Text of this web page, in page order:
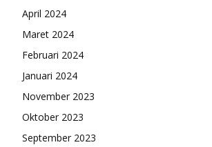
April 2024
Maret 2024
Februari 2024
Januari 2024
November 2023
Oktober 2023
September 2023